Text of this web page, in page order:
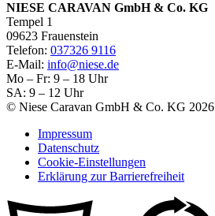
NIESE CARAVAN GmbH & Co. KG
Tempel 1
09623 Frauenstein
Telefon: 037326 9116
E-Mail: info@niese.de
Mo – Fr: 9 – 18 Uhr
SA: 9 – 12 Uhr
© Niese Caravan GmbH & Co. KG 2026
Impressum
Datenschutz
Cookie-Einstellungen
Erklärung zur Barrierefreiheit